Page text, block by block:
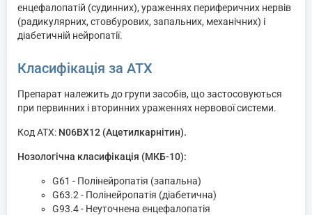
енцефалопатій (судинних), ураженнях периферичних нервів
(радикулярних, стовбурових, запальних, механічних) і
діабетичній нейропатії.
Класифікація за ATX
Препарат належить до групи засобів, що застосовуються
при первинних і вторинних ураженнях нервової системи.
Код ATX: N06BX12 (Ацетилкарнітин).
Нозологічна класифікація (МКБ-10):
G61 - Полінейропатія (запальна)
G63.2 - Полінейропатія (діабетична)
G93.4 - Неуточнена енцефалопатія